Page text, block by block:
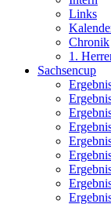
Links
Chronik
1.
Sachsencup